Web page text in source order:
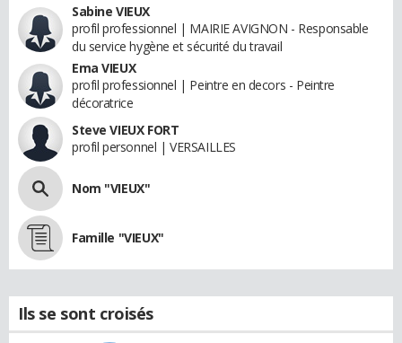
Sabine VIEUX
profil professionnel | MAIRIE AVIGNON - Responsable
du service hygène et sécurité du travail
Ema VIEUX
profil professionnel | Peintre en decors - Peintre
décoratrice
Steve VIEUX FORT
profil personnel | VERSAILLES
Nom "VIEUX"
Famille "VIEUX"
Ils se sont croisés